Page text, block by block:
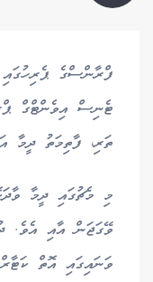
ފްރާންސްގެ
ޓެނިސް އިވެންޓްގް
ތަރި، ފާތިމަތު ދީމާ
މި މެޗުގައި ދީމާ